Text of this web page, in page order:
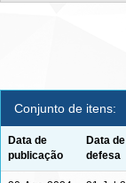
Conjunto de itens:
Data de
publicação
Data de
defesa